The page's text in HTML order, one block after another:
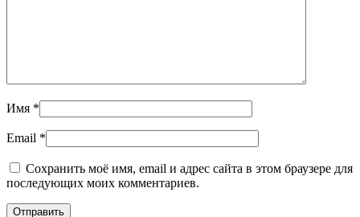
Имя *
Email *
Сохранить моё имя, email и адрес сайта в этом браузере для
последующих моих комментариев.